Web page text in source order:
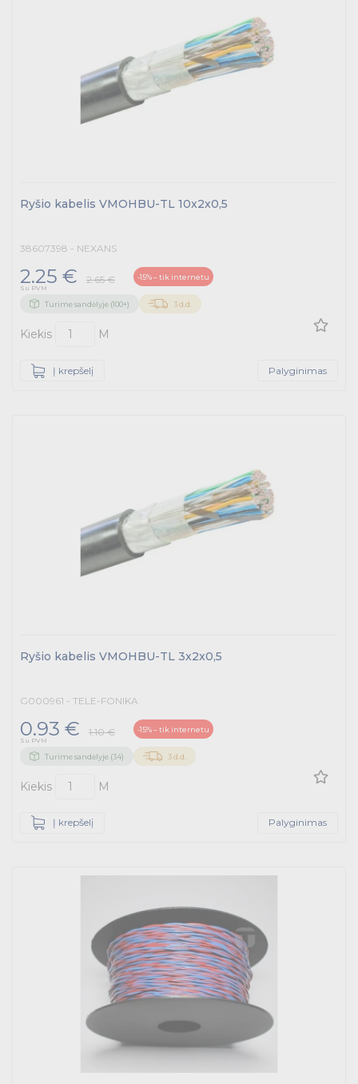
Ryšio kabelis VMOHBU-TL 10x2x0,5
38607398 - NEXANS
2.25 € 2.65 € -15% – tik internetu
Su PVM
Turime sandėlyje (100+) 3 d.d.
Kiekis M
Į krepšelį Palyginimas
Ryšio kabelis VMOHBU-TL 3x2x0,5
G000961 - TELE-FONIKA
0.93 € 1.10 € -15% – tik internetu
Su PVM
Turime sandėlyje (34) 3 d.d.
Kiekis M
Į krepšelį Palyginimas